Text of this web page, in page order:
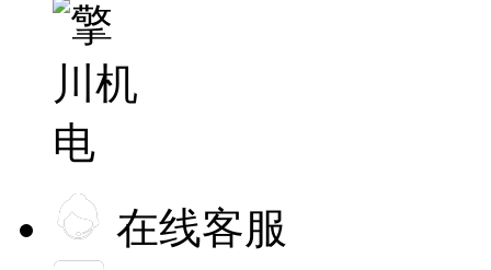
在线客服